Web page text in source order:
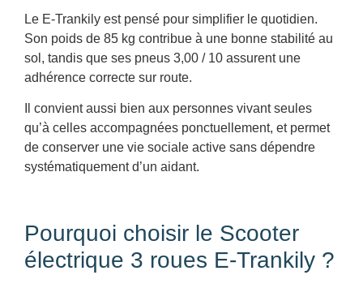
Le E-Trankily est pensé pour simplifier le quotidien.
Son poids de 85 kg contribue à une bonne stabilité au
sol, tandis que ses pneus 3,00 / 10 assurent une
adhérence correcte sur route.
Il convient aussi bien aux personnes vivant seules
qu’à celles accompagnées ponctuellement, et permet
de conserver une vie sociale active sans dépendre
systématiquement d’un aidant.
Pourquoi choisir le Scooter
électrique 3 roues E-Trankily ?